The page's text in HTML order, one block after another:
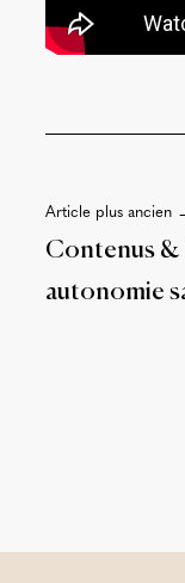
Article plus ancien
Contenus &
autonomie